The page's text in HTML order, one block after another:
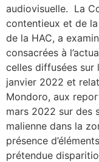
audiovisuelle. La
contentieux et de
de la HAC, a
consacrées à
celles diffusées sur
janvier 2022 et
Mondoro, aux
mars 2022 sur des
malienne dans la
présence
prétendue